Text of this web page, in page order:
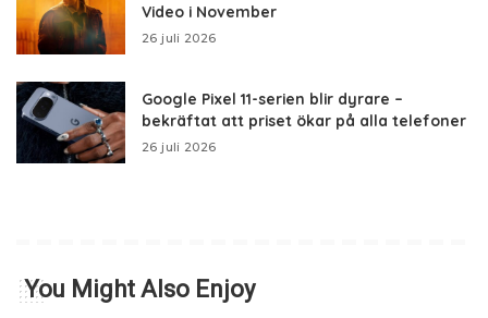
Video i November
26 juli 2026
Google Pixel 11-serien blir dyrare –
bekräftat att priset ökar på alla telefoner
26 juli 2026
You Might Also Enjoy